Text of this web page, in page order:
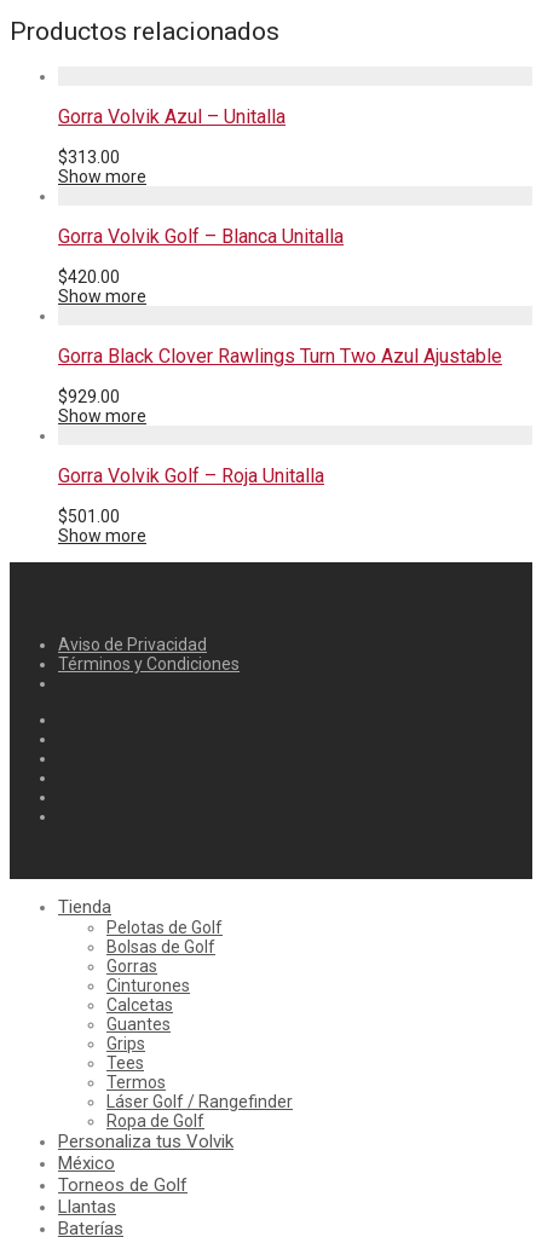
Productos relacionados
Gorra Volvik Azul – Unitalla
$313.00
Show more
Gorra Volvik Golf – Blanca Unitalla
$420.00
Show more
Gorra Black Clover Rawlings Turn Two Azul Ajustable
$929.00
Show more
Gorra Volvik Golf – Roja Unitalla
$501.00
Show more
Aviso de Privacidad
Términos y Condiciones
Tienda
Pelotas de Golf
Bolsas de Golf
Gorras
Cinturones
Calcetas
Guantes
Grips
Tees
Termos
Láser Golf / Rangefinder
Ropa de Golf
Personaliza tus Volvik
México
Torneos de Golf
Llantas
Baterías